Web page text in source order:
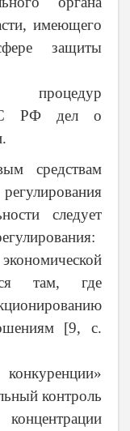
имеющего
защиты
процедур
РФ дел о
средствам
следует
там, где
[9, c.
контроль